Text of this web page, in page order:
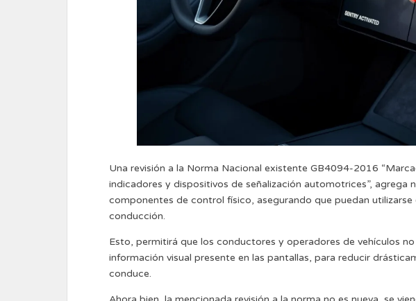
Una revisión a la Norma Nacional existente GB4094-2016
indicadores y dispositivos de señalización automotrices”, agrega
componentes de control físico, asegurando que puedan utilizarse
conducción.
Esto, permitirá que los conductores y operadores de vehículos
información visual presente en las pantallas, para reducir
conduce.